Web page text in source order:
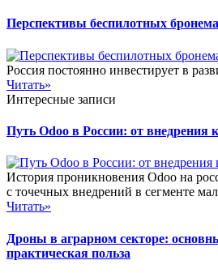
Перспективы беспилотных
Россия постоянно инвестирует в
Читать»
Интересные записи
Путь Odoo в России: от внедрения
История проникновения Odoo на
с точечных внедрений в сегменте
Читать»
Дроны в аграрном секторе:
практическая польза